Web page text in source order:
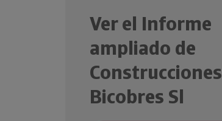
Ver el Informe
ampliado de
Construcciones
Bicobres Sl